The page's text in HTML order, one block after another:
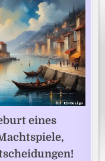
eines